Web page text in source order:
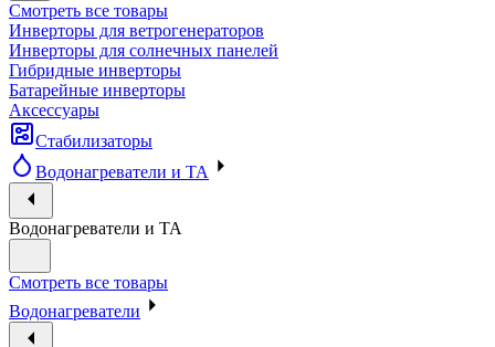
Смотреть все товары
Инверторы для ветрогенераторов
Инверторы для солнечных панелей
Гибридные инверторы
Батарейные инверторы
Аксессуары
Стабилизаторы
Водонагреватели и ТА
Водонагреватели и ТА
Смотреть все товары
Водонагреватели